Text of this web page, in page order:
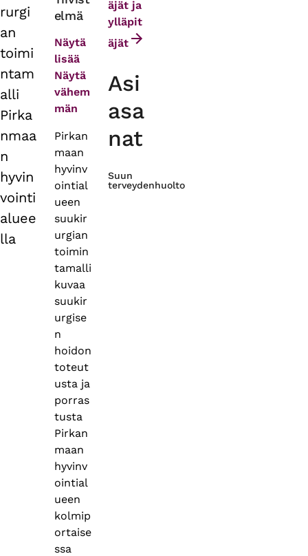
tabs
rurgi
an
toimi
ntam
alli
Pirka
nmaa
n
hyvin
vointi
aluee
lla
elmä
Näytä
lisää
Näytä
vähem
män
Pirkan
maan
hyvinv
ointial
ueen
suukir
urgian
toimin
tamalli
kuvaa
suukir
urgise
n
hoidon
toteut
usta ja
porras
tusta
Pirkan
maan
hyvinv
ointial
ueen
kolmip
ortaise
ssa
äjät ja
ylläpit
äjät
Asi
asa
nat
Suun
terveydenhuolto